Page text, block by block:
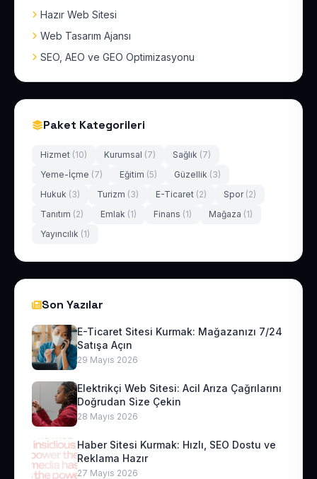
Hazır Web Sitesi
Web Tasarım Ajansı
SEO, AEO ve GEO Optimizasyonu
Paket Kategorileri
Hizmet (10) Kurumsal (7) Sağlık (7)
Yeme-İçme (7) Eğitim (5) Güzellik (3)
Hukuk (3) Turizm (3) E-Ticaret (2) Spor (2)
Tanıtım (2) Emlak (1) Finans (1) Mağaza (1)
Yayıncılık (1)
Son Yazılar
E-Ticaret Sitesi Kurmak: Mağazanızı 7/24
Satışa Açın
29 Mayıs 2026
Elektrikçi Web Sitesi: Acil Arıza Çağrılarını
Doğrudan Size Çekin
28 Mayıs 2026
Haber Sitesi Kurmak: Hızlı, SEO Dostu ve
Reklama Hazır
27 Mayıs 2026